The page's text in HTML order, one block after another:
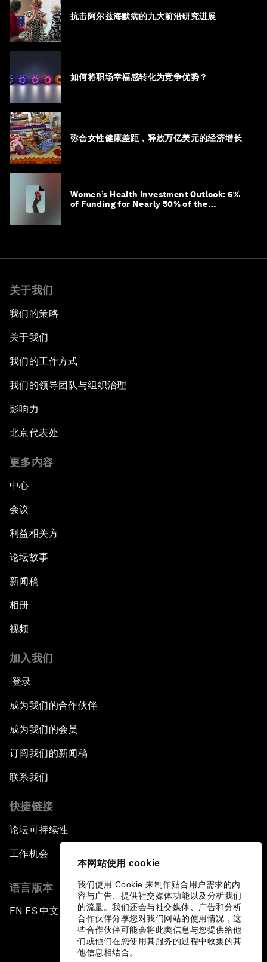
本网站使用 cookie
我们使用 Cookie 来制作贴合用户需求的内
容与广告、提供社交媒体功能以及分析我们
的流量。我们还会与社交媒体、广告和分析
合作伙伴分享您对我们网站的使用情况，这
些合作伙伴可能会将此类信息与您提供给他
们或他们在您使用其服务的过程中收集的其
他信息相结合。
抗击阿尔兹海默病的九大前沿研究进展
如何将职场幸福感转化为竞争优势？
弥合女性健康差距，释放万亿美元的经济增长
Women’s Health Investment Outlook: 6%
of Funding for Nearly 50% of the
关于我们
我们的策略
关于我们
我们的工作方式
我们的领导团队与组织治理
影响力
北京代表处
更多内容
中心
会议
利益相关方
论坛故事
新闻稿
相册
视频
加入我们
登录
成为我们的合作伙伴
成为我们的会员
订阅我们的新闻稿
联系我们
快捷链接
论坛可持续性
工作机会
语言版本
EN ▪ ES▪中文▪ 日本語